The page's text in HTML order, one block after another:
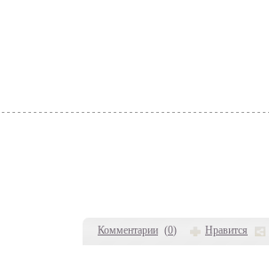
Комментарии (0) Нравится